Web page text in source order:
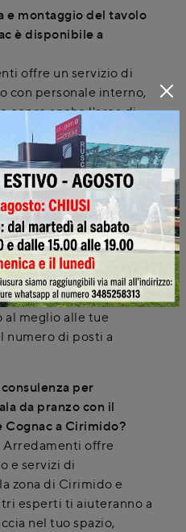
e montaggio del tavolo
è disponibile a
offre un servizio di
con personale interno,
copre anche l'area di
con preavviso sull'orario
il montaggio prevede
Cognac è disponibile
Cognac può essere
sia fisso
forme come
o rotondo. Questo
meglio alle tue
numero di posti a
per
da pranzo con il
Cognac a Cirimido?
Arredamenti offre
e servizi di
zona di Cirimido e
esperti ti aiuteranno a
nel tuo spazio,